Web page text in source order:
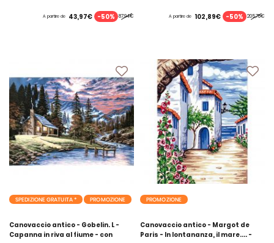
87,94€
A partire de 43,97€ -50% 205,78€
A partire de 102,89€ -50%
SPEDIZIONE GRATUITA * PROMOZIONE
Canovaccio antico - Gobelin. L -
Capanna in riva al fiume - con
PROMOZIONE
Canovaccio antico - Margot de
Paris - In lontananza, il mare.... -